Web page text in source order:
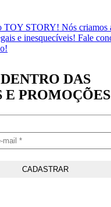
DAS
E PROMOÇÕES